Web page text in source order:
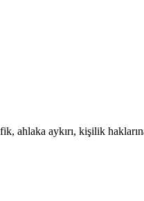
ahlaka aykırı, kişilik